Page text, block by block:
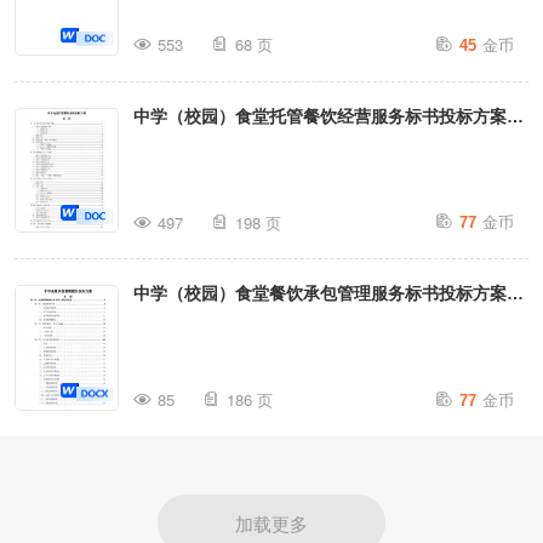
553 68 页 45 金币
中学（校园）食堂托管餐饮经营服务标书投标方案
497 198 页 77 金币
中学（校园）食堂餐饮承包管理服务标书投标方案
85 186 页 77 金币
加载更多